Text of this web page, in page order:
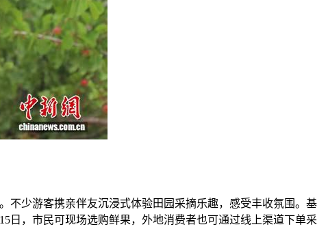
少游客携亲伴友沉浸式体验田园采摘乐趣，感受丰收氛围。基
日，市民可现场选购鲜果，外地消费者也可通过线上渠道下单采